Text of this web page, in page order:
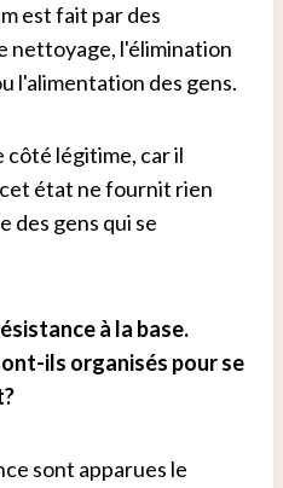
est fait par des
nettoyage, l'élimination
l'alimentation des gens.
côté légitime, car il
état ne fournit rien
des gens qui se
à la base.
ils organisés pour se
sont apparues le